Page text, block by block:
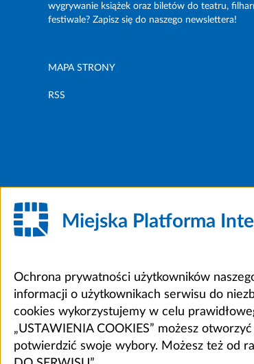
wygrywanie książek oraz biletów do teatru,
festiwale? Zapisz się do naszego newslettera!
MAPA STRONY
RSS
Miejska Platforma
Ochrona prywatności użytkowników
informacji o użytkownikach serwisu do
cookies wykorzystujemy w celu
„USTAWIENIA COOKIES” możesz
potwierdzić swoje wybory. Możesz też od